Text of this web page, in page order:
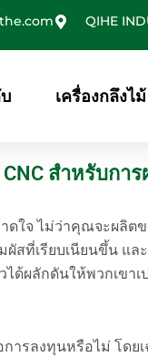
QIHE
เครื่องกลึงไม้
สำหรับก
ดใจ ไม่ว่าคุณจะผลิ
สที่เรียบเนียนขึ้น แล
ด้ผลักดันให้พวกเขา
ารลงทุนหรือไม่ โด